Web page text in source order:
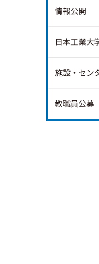
情報公開
日本工業大
施設・セン
教職員公募